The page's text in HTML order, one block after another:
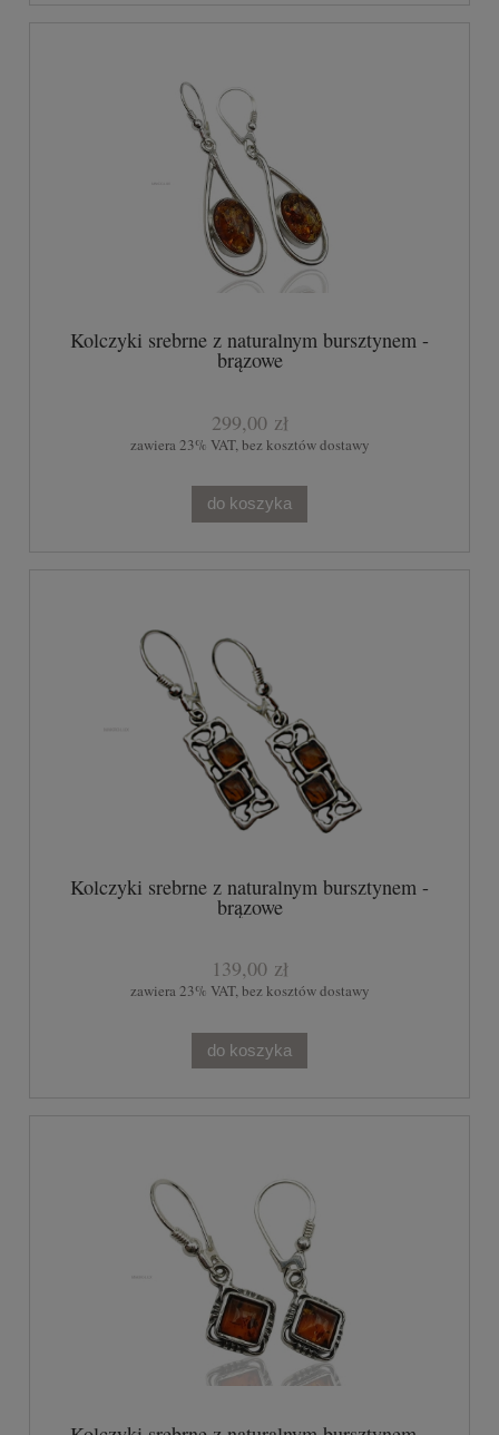
Kolczyki srebrne z naturalnym bursztynem -
brązowe
299,00 zł
zawiera 23% VAT, bez kosztów dostawy
do koszyka
Kolczyki srebrne z naturalnym bursztynem -
brązowe
139,00 zł
zawiera 23% VAT, bez kosztów dostawy
do koszyka